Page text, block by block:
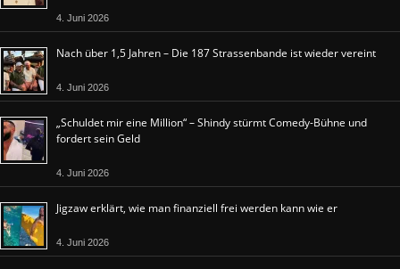
4. Juni 2026
Nach über 1,5 Jahren – Die 187 Strassenbande ist wieder vereint
4. Juni 2026
„Schuldet mir eine Million“ – Shindy stürmt Comedy-Bühne und
fordert sein Geld
4. Juni 2026
Jigzaw erklärt, wie man finanziell frei werden kann wie er
4. Juni 2026